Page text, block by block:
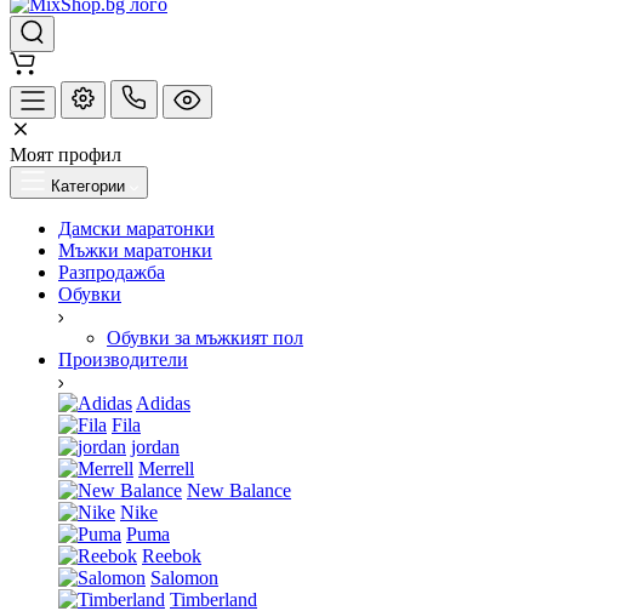
Моят профил
Категории
Дамски маратонки
Мъжки маратонки
Разпродажба
Обувки
Обувки за мъжкият пол
Производители
Adidas
Fila
jordan
Merrell
New Balance
Nike
Puma
Reebok
Salomon
Timberland